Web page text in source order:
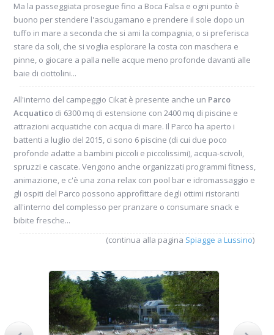
Ma la passeggiata prosegue fino a Boca Falsa e ogni punto è
buono per stendere l'asciugamano e prendere il sole dopo un
tuffo in mare a seconda che si ami la compagnia, o si preferisca
stare da soli, che si voglia esplorare la costa con maschera e
pinne, o giocare a palla nelle acque meno profonde davanti alle
baie di ciottolini...
All'interno del campeggio Cikat è presente anche un Parco
Acquatico di 6300 mq di estensione con 2400 mq di piscine e
attrazioni acquatiche con acqua di mare. Il Parco ha aperto i
battenti a luglio del 2015, ci sono 6 piscine (di cui due poco
profonde adatte a bambini piccoli e piccolissimi), acqua-scivoli,
spruzzi e cascate. Vengono anche organizzati programmi fitness,
animazione, e c'è una zona relax con pool bar e idromassaggio e
gli ospiti del Parco possono approfittare degli ottimi ristoranti
all'interno del complesso per pranzare o consumare snack e
bibite fresche...
(continua alla pagina Spiagge a Lussino)